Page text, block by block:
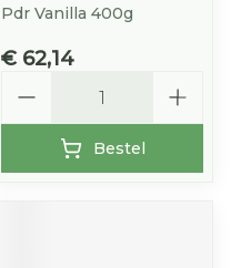
Pdr Vanilla 400g
€ 62,14
Bestel